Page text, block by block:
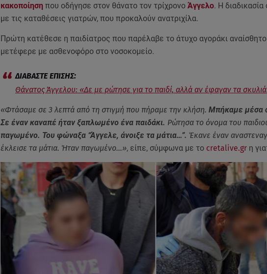
κακοποίηση που οδήγησε στον θάνατο τον τρίχρονο Άγγελο. Η διαδικασία
με τις καταθέσεις γιατρών, που προκαλούν ανατριχίλα.
Πρώτη κατέθεσε η παιδίατρος που παρέλαβε το άτυχο αγοράκι αναίσθητο
μετέφερε με ασθενοφόρο στο νοσοκομείο.
Θάνατος Άγγελου: «Δε με ρώτησε για το παιδί, αλλά αν έφαγαν τα
«Φτάσαμε σε 3 λεπτά από τη στιγμή που πήραμε την κλήση. Μπήκαμε μέσα
Σε έναν καναπέ ήταν ξαπλωμένο ένα παιδάκι. Ρώτησα το όνομα του
παγωμένο. Του φώναξα “Άγγελε, άνοιξε τα μάτια…”. Έκανε έναν
έκλεισε τα μάτια. Ήταν παγωμένο…», είπε, σύμφωνα με τοcretalive.grη